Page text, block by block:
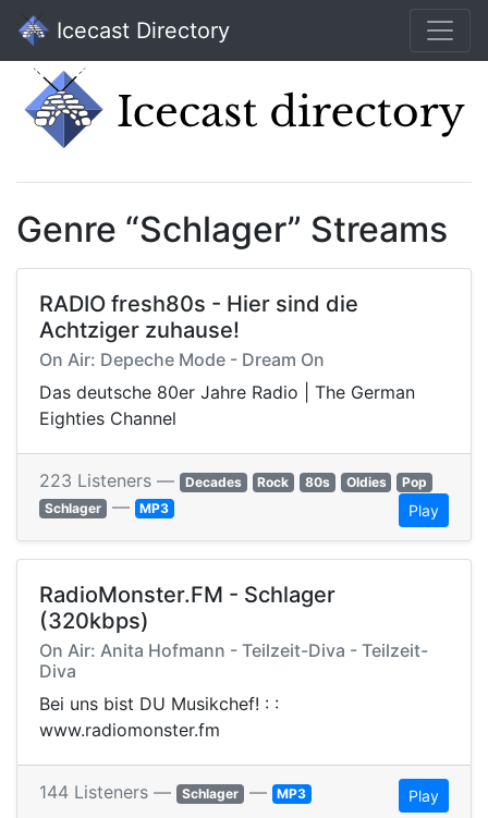
Icecast Directory
Genre “Schlager” Streams
RADIO fresh80s - Hier sind die
Achtziger zuhause!
On Air: Depeche Mode - Dream On
Das deutsche 80er Jahre Radio | The German
Eighties Channel
223 Listeners — Decades Rock 80s Oldies
Pop
Schlager — MP3 Play
RadioMonster.FM - Schlager
(320kbps)
On Air: Anita Hofmann - Teilzeit-Diva - Teilzeit-
Diva
Bei uns bist DU Musikchef! : :
www.radiomonster.fm
144 Listeners — Schlager — MP3 Play